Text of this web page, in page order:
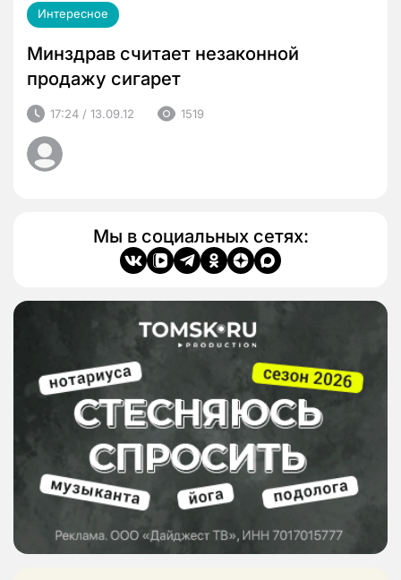
Интересное
Минздрав считает незаконной
продажу сигарет
17:24 / 13.09.12 1519
Мы в социальных сетях: